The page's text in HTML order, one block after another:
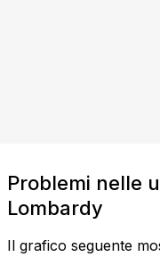
Problemi nelle
Lombardy
Il grafico seguente